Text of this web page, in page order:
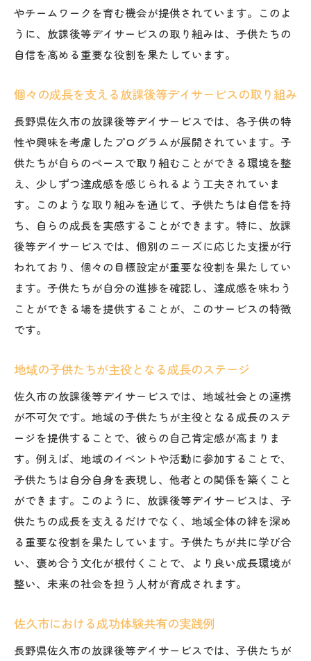
やチームワークを育む機会が提供されています。このよ
うに、放課後等デイサービスの取り組みは、子供たちの
自信を高める重要な役割を果たしています。
個々の成長を支える放課後等デイサービスの取り組み
長野県佐久市の放課後等デイサービスでは、各子供の特
性や興味を考慮したプログラムが展開されています。子
供たちが自らのペースで取り組むことができる環境を整
え、少しずつ達成感を感じられるよう工夫されていま
す。このような取り組みを通じて、子供たちは自信を持
ち、自らの成長を実感することができます。特に、放課
後等デイサービスでは、個別のニーズに応じた支援が行
われており、個々の目標設定が重要な役割を果たしてい
ます。子供たちが自分の進捗を確認し、達成感を味わう
ことができる場を提供することが、このサービスの特徴
です。
地域の子供たちが主役となる成長のステージ
佐久市の放課後等デイサービスでは、地域社会との連携
が不可欠です。地域の子供たちが主役となる成長のステ
ージを提供することで、彼らの自己肯定感が高まりま
す。例えば、地域のイベントや活動に参加することで、
子供たちは自分自身を表現し、他者との関係を築くこと
ができます。このように、放課後等デイサービスは、子
供たちの成長を支えるだけでなく、地域全体の絆を深め
る重要な役割を果たしています。子供たちが共に学び合
い、褒め合う文化が根付くことで、より良い成長環境が
整い、未来の社会を担う人材が育成されます。
佐久市における成功体験共有の実践例
長野県佐久市の放課後等デイサービスでは、子供たちが